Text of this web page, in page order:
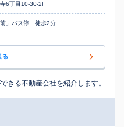
6丁目10-30-2F
前」バス停 徒歩2分
る
きる不動産会社を紹介します。